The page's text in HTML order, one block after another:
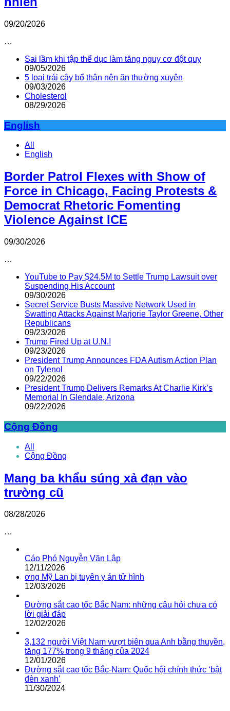
09/20/2026
…
Sai lầm khi tập thể dục làm tăng nguy cơ đột quỵ
09/05/2026
5 loại trái cây bổ thận nên ăn thường xuyên
09/03/2026
Cholesterol
08/29/2026
English
All
English
Border Patrol Flexes with Show of
Force in Chicago, Facing Protests &
Democrat Rhetoric Fomenting
Violence Against ICE
09/30/2026
…
YouTube to Pay $24.5M to Settle Trump Lawsuit over
Suspending His Account
09/30/2026
Secret Service Busts Massive Network Used in
Swatting Attacks Against Marjorie Taylor Greene, Other
Republicans
09/23/2026
Trump Fired Up at U.N.!
09/23/2026
President Trump Announces FDA Autism Action Plan
on Tylenol
09/22/2026
President Trump Delivers Remarks At Charlie Kirk’s
Memorial In Glendale, Arizona
09/22/2026
Cộng Đồng
All
Cộng Đồng
Mang ba khẩu súng xả đạn vào
trường cũ
08/28/2026
…
Cáo Phó Nguyễn Văn Lập
12/11/2026
ơng Mỹ Lan bị tuyên y án tử hình
12/03/2026
Đường sắt cao tốc Bắc Nam: những câu hỏi chưa có
lời giải đáp
12/02/2026
3,132 người Việt Nam vượt biên qua Anh bằng thuyền,
tăng 177% trong 9 tháng của 2024
12/01/2026
Đường sắt cao tốc Bắc-Nam: Quốc hội chính thức ‘bật
đèn xanh’
11/30/2024